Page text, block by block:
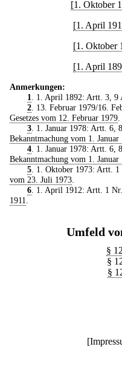
[1. Oktober
[1. April
[1. Oktober
[1. April
Anmerkungen:
1
. 1. April 1892: Artt. 3, 9
2. 13. Februar 1979/16.
Gesetzes vom 12. Februar 1979
3. 1. Januar 1978: Artt. 6,
Bekanntmachung vom 1. Januar
4. 1. Januar 1978: Artt. 6,
Bekanntmachung vom 1. Januar
5. 1. Oktober 1973: Artt. 1
vom 23. Juli 1973
6. 1. April 1912: Artt. 1
1911
Umfeld
§
§
§
[